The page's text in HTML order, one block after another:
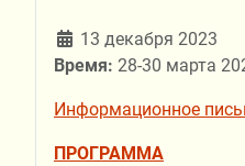
13 декабря 2023
Время: 28-30 марта
Информационное
ПРОГРАММА